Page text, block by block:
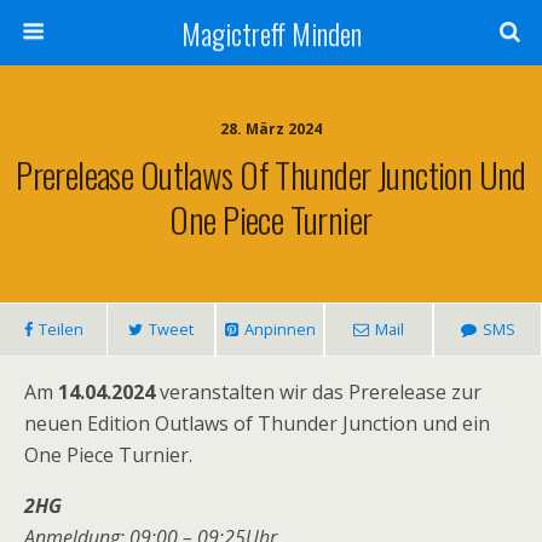
Magictreff Minden
28. März 2024
Prerelease Outlaws Of Thunder Junction Und
One Piece Turnier
Teilen Tweet Anpinnen Mail SMS
Am 14.04.2024veranstalten wir das Prerelease zur
neuen Edition Outlaws of Thunder Junction und ein
One Piece Turnier.
2HG